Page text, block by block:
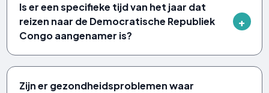
Is er een specifieke tijd van het jaar dat
reizen naar de Democratische Republiek
Congo aangenamer is?
Zijn er gezondheidsproblemen waar